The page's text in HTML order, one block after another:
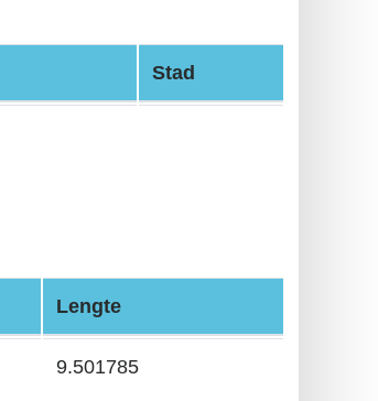
Stad
Lengte
9.501785